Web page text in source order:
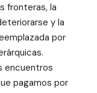
fronteras, la
y la
por
encuentros
pagamos por